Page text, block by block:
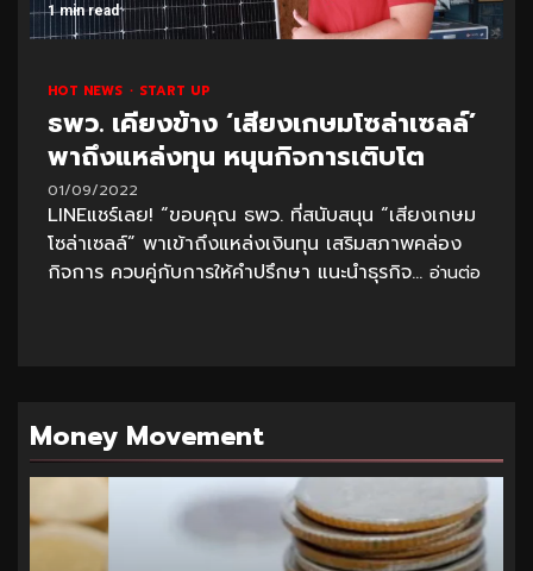
1 min read
HOT NEWS START UP
ธพว. เคียงข้าง ‘เสียงเกษมโซล่าเซลล์’
พาถึงแหล่งทุน หนุนกิจการเติบโต
01/09/2022
LINEแชร์เลย! “ขอบคุณ ธพว. ที่สนับสนุน “เสียงเกษม
โซล่าเซลล์” พาเข้าถึงแหล่งเงินทุน เสริมสภาพคล่อง
กิจการ ควบคู่กับการให้คำปรึกษา แนะนำธุรกิจ... อ่านต่อ
Money Movement